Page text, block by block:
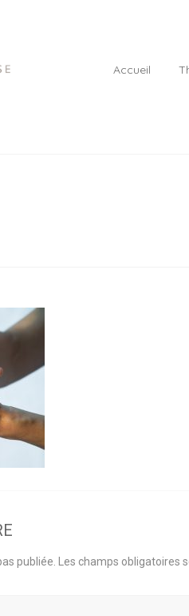
Accueil
publiée. Les champs obligatoires